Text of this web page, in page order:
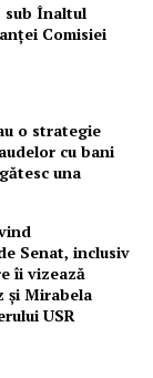
sub Înaltul
Comisiei
o strategie
cu bani
una
Senat, inclusiv
îi vizează
și Mirabela
USR